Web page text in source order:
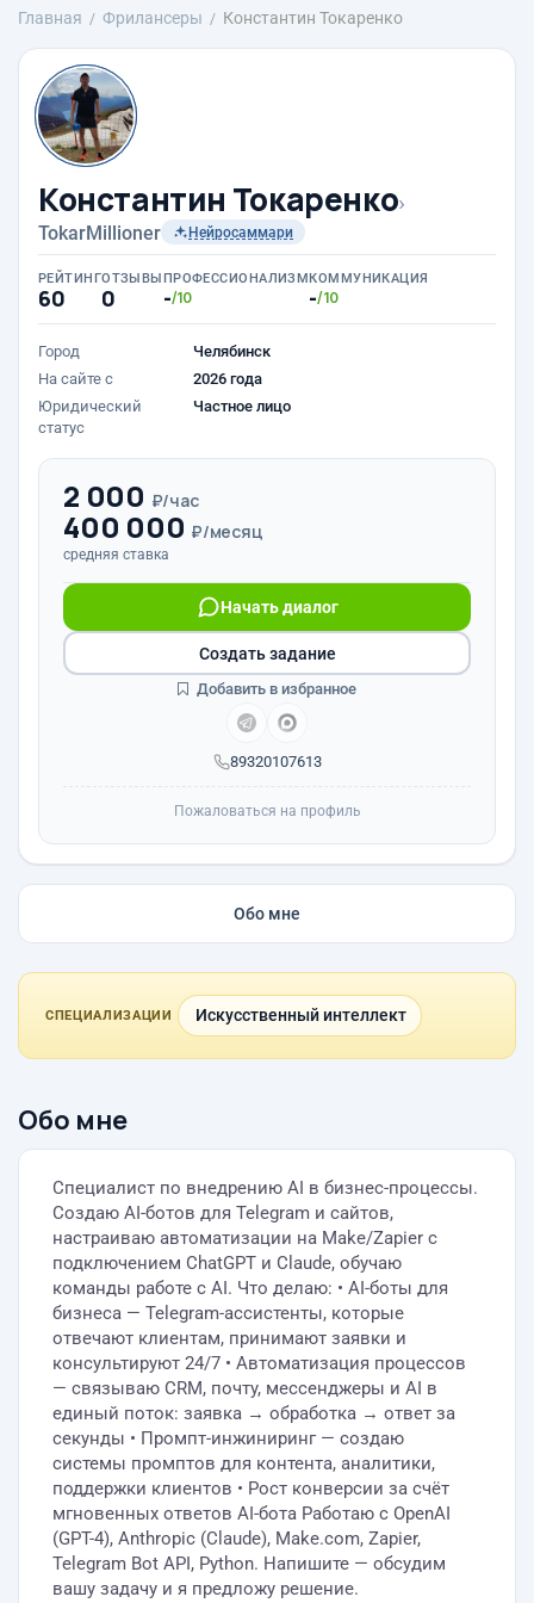
Главная Фрилансеры Константин Токаренко
Константин Токаренко›
TokarMillioner Нейросаммари
РЕЙТИНГ
60
ОТЗЫВЫ
0
ПРОФЕССИОНАЛИЗМ
-/10
КОММУНИКАЦИЯ
-/10
Город
Челябинск
На сайте с
2026 года
Юридический
статус
Частное лицо
2 000 ₽/час
400 000 ₽/месяц
средняя ставка
89320107613
Начать диалог
Создать задание
Добавить в избранное
Пожаловаться на профиль
Обо мне
СПЕЦИАЛИЗАЦИИ Искусственный интеллект
Обо мне
Специалист по внедрению AI в бизнес-процессы.
Создаю AI-ботов для Telegram и сайтов,
настраиваю автоматизации на Make/Zapier с
подключением ChatGPT и Claude, обучаю
команды работе с AI. Что делаю: • AI-боты для
бизнеса — Telegram-ассистенты, которые
отвечают клиентам, принимают заявки и
консультируют 24/7 • Автоматизация процессов
— связываю CRM, почту, мессенджеры и AI в
единый поток: заявка → обработка → ответ за
секунды • Промпт-инжиниринг — создаю
системы промптов для контента, аналитики,
поддержки клиентов • Рост конверсии за счёт
мгновенных ответов AI-бота Работаю с OpenAI
(GPT-4), Anthropic (Claude), Make.com, Zapier,
Telegram Bot API, Python. Напишите — обсудим
вашу задачу и я предложу решение.